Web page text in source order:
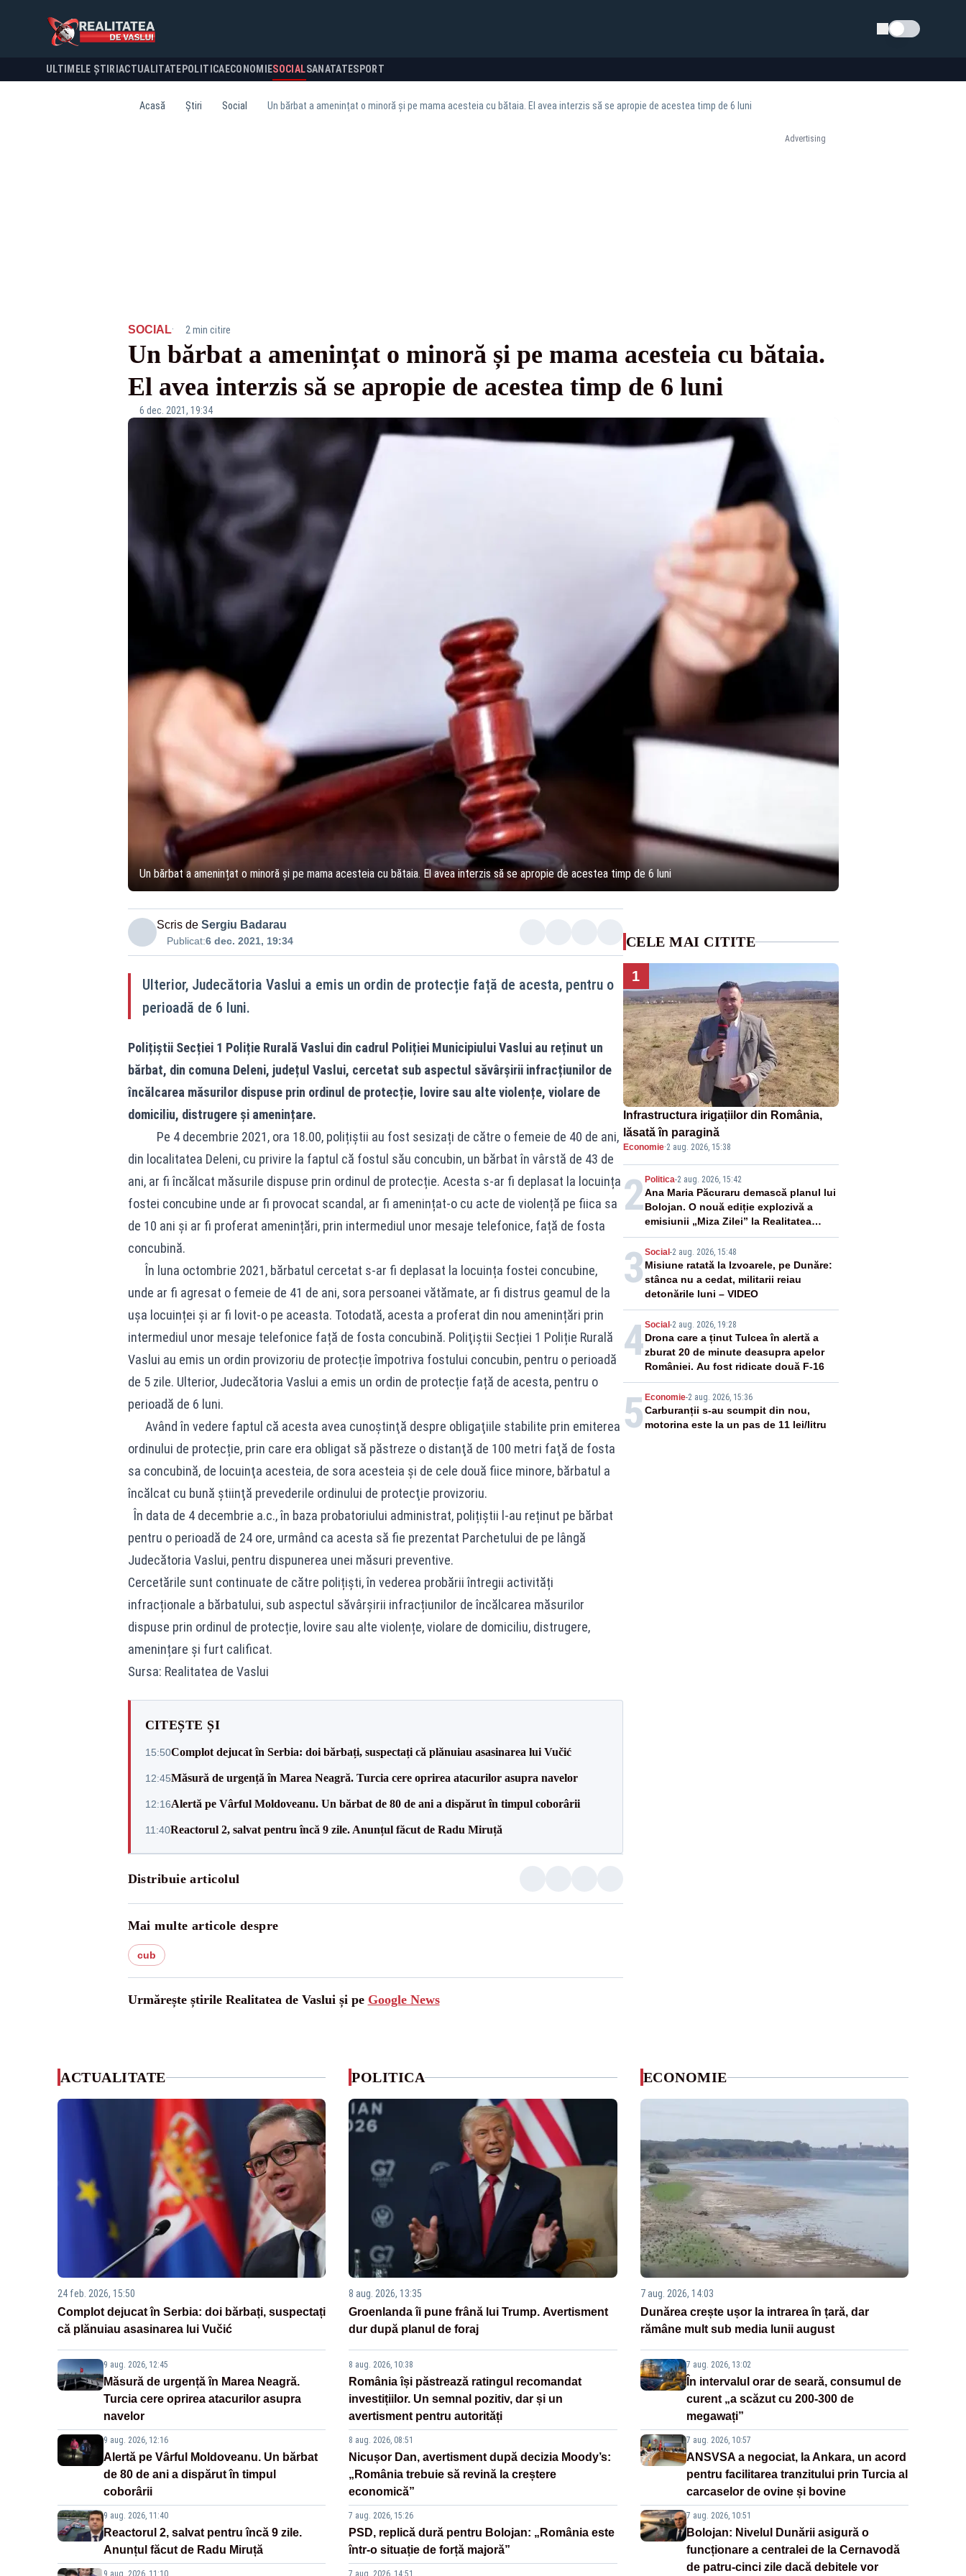
Schimba tema
ULTIMELE ȘTIRI ACTUALITATE POLITICA ECONOMIESOCIALSANATATESPORT
Acasă Știri Social Un bărbat a amenințat o minoră și pe mama acesteia cu bătaia. El avea interzis să se apropie de acestea timp de 6 luni
Advertising
SOCIAL· 2 min citire
Un bărbat a amenințat o minoră și pe mama acesteia cu bătaia.
El avea interzis să se apropie de acestea timp de 6 luni
6 dec. 2021, 19:34
Un bărbat a amenințat o minoră și pe mama acesteia cu bătaia. El avea interzis să se apropie de acestea timp de 6 luni
Scris de Sergiu Badarau
Publicat:6 dec. 2021, 19:34
Ulterior, Judecătoria Vaslui a emis un ordin de protecție față de acesta, pentru o
perioadă de 6 luni.
Polițiștii Secției 1 Poliție Rurală Vaslui din cadrul Poliției Municipiului Vaslui au reținut un
bărbat, din comuna Deleni, județul Vaslui, cercetat sub aspectul săvârşirii infracțiunilor de
încălcarea măsurilor dispuse prin ordinul de protecție, lovire sau alte violențe, violare de
domiciliu, distrugere și amenințare.
Pe 4 decembrie 2021, ora 18.00, polițiștii au fost sesizați de către o femeie de 40 de ani,
din localitatea Deleni, cu privire la faptul că fostul său concubin, un bărbat în vârstă de 43 de
ani, ar fi încălcat măsurile dispuse prin ordinul de protecție. Acesta s-ar fi deplasat la locuința
fostei concubine unde ar fi provocat scandal, ar fi amenințat-o cu acte de violență pe fiica sa
de 10 ani și ar fi proferat amenințări, prin intermediul unor mesaje telefonice, față de fosta
concubină.
În luna octombrie 2021, bărbatul cercetat s-ar fi deplasat la locuința fostei concubine,
unde ar fi agresat o femeie de 41 de ani, sora persoanei vătămate, ar fi distrus geamul de la
ușa locuinței și ar fi lovit-o pe aceasta. Totodată, acesta a proferat din nou amenințări prin
intermediul unor mesaje telefonice față de fosta concubină. Poliţiştii Secției 1 Poliție Rurală
Vaslui au emis un ordin provizoriu de protecție împotriva fostului concubin, pentru o perioadă
de 5 zile. Ulterior, Judecătoria Vaslui a emis un ordin de protecție față de acesta, pentru o
perioadă de 6 luni.
Având în vedere faptul că acesta avea cunoştinţă despre obligaţiile stabilite prin emiterea
ordinului de protecție, prin care era obligat să păstreze o distanţă de 100 metri faţă de fosta
sa concubină, de locuinţa acesteia, de sora acesteia şi de cele două fiice minore, bărbatul a
încălcat cu bună ştiinţă prevederile ordinului de protecţie provizoriu.
În data de 4 decembrie a.c., în baza probatoriului administrat, polițiștii l-au reținut pe bărbat
pentru o perioadă de 24 ore, urmând ca acesta să fie prezentat Parchetului de pe lângă
Judecătoria Vaslui, pentru dispunerea unei măsuri preventive.
Cercetările sunt continuate de către polițiști, în vederea probării întregii activități
infracționale a bărbatului, sub aspectul săvârşirii infracțiunilor de încălcarea măsurilor
dispuse prin ordinul de protecție, lovire sau alte violențe, violare de domiciliu, distrugere,
amenințare și furt calificat.
Sursa: Realitatea de Vaslui
CITEȘTE ȘI
15:50Complot dejucat în Serbia: doi bărbați, suspectați că plănuiau asasinarea lui Vučić
12:45Măsură de urgență în Marea Neagră. Turcia cere oprirea atacurilor asupra navelor
12:16Alertă pe Vârful Moldoveanu. Un bărbat de 80 de ani a dispărut în timpul coborârii
11:40Reactorul 2, salvat pentru încă 9 zile. Anunțul făcut de Radu Miruță
Distribuie articolul
Mai multe articole despre
cub
Urmărește știrile Realitatea de Vaslui și pe Google News
CELE MAI CITITE
1
Infrastructura irigațiilor din România,
lăsată în paragină
Economie·2 aug. 2026, 15:38
2 Politica-2 aug. 2026, 15:42
Ana Maria Păcuraru demască planul lui
Bolojan. O nouă ediție explozivă a
emisiunii „Miza Zilei” la Realitatea
PLUS
3 Social -2 aug. 2026, 15:48
Misiune ratată la Izvoarele, pe Dunăre:
stânca nu a cedat, militarii reiau
detonările luni – VIDEO
4Social -2 aug. 2026, 19:28
Drona care a ținut Tulcea în alertă a
zburat 20 de minute deasupra apelor
României. Au fost ridicate două F-16
5 Economie-2 aug. 2026, 15:36
Carburanții s-au scumpit din nou,
motorina este la un pas de 11 lei/litru
ACTUALITATE
24 feb. 2026, 15:50
Complot dejucat în Serbia: doi bărbați, suspectați
că plănuiau asasinarea lui Vučić
9 aug. 2026, 12:45
Măsură de urgență în Marea Neagră.
Turcia cere oprirea atacurilor asupra
navelor
9 aug. 2026, 12:16
Alertă pe Vârful Moldoveanu. Un bărbat
de 80 de ani a dispărut în timpul
coborârii
9 aug. 2026, 11:40
Reactorul 2, salvat pentru încă 9 zile.
Anunțul făcut de Radu Miruță
POLITICA
8 aug. 2026, 13:35
Groenlanda îi pune frână lui Trump. Avertisment
dur după planul de foraj
8 aug. 2026, 10:38
România își păstrează ratingul recomandat
investițiilor. Un semnal pozitiv, dar și un
avertisment pentru autorități
8 aug. 2026, 08:51
Nicușor Dan, avertisment după decizia Moody’s:
„România trebuie să revină la creștere
economică”
7 aug. 2026, 15:26
PSD, replică dură pentru Bolojan: „România este
într-o situație de forță majoră”
ECONOMIE
7 aug. 2026, 14:03
Dunărea crește ușor la intrarea în țară, dar
rămâne mult sub media lunii august
7 aug. 2026, 13:02
În intervalul orar de seară, consumul de
curent „a scăzut cu 200-300 de
megawați”
7 aug. 2026, 10:57
ANSVSA a negociat, la Ankara, un acord
pentru facilitarea tranzitului prin Turcia al
carcaselor de ovine și bovine
7 aug. 2026, 10:51
Bolojan: Nivelul Dunării asigură o
funcționare a centralei de la Cernavodă
de patru-cinci zile dacă debitele vor